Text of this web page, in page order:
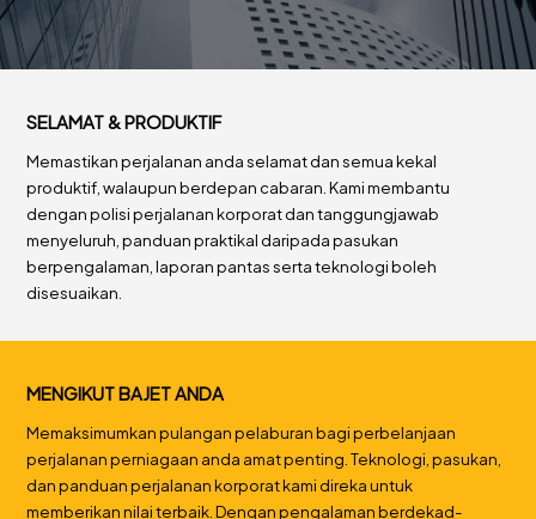
SELAMAT & PRODUKTIF
Memastikan perjalanan anda selamat dan semua kekal
produktif, walaupun berdepan cabaran. Kami membantu
dengan polisi perjalanan korporat dan tanggungjawab
menyeluruh, panduan praktikal daripada pasukan
berpengalaman, laporan pantas serta teknologi boleh
disesuaikan.
MENGIKUT BAJET ANDA
Memaksimumkan pulangan pelaburan bagi perbelanjaan
perjalanan perniagaan anda amat penting. Teknologi, pasukan,
dan panduan perjalanan korporat kami direka untuk
memberikan nilai terbaik. Dengan pengalaman berdekad-